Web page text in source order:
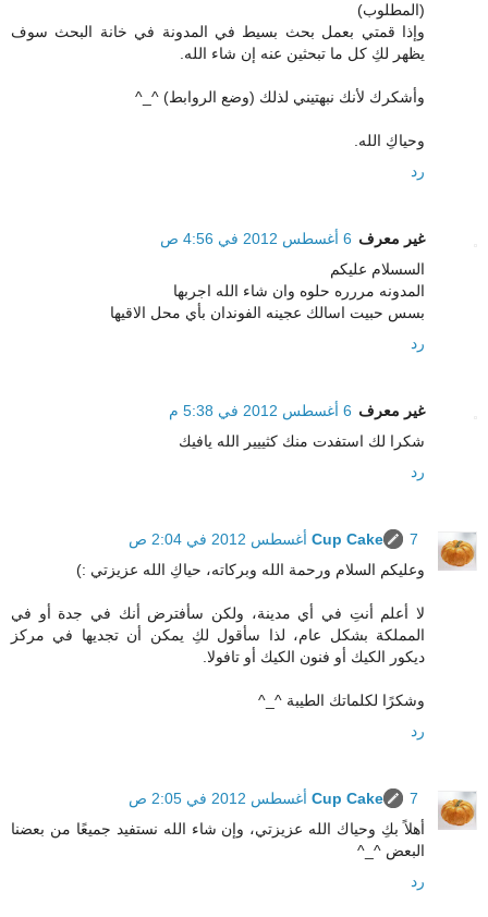
(المطلوب)
وإذا قمتي بعمل بحث بسيط في المدونة في خانة البحث سوف
يظهر لكِ كل ما تبحثين عنه إن شاء الله.
وأشكرك لأنك نبهتيني لذلك (وضع الروابط) ^_^
وحياكِ الله.
رد
غير معرف 6 أغسطس 2012 في 4:56 ص
السسلام عليكم
المدونه مررره حلوه وان شاء الله اجربها
بسس حبيت اسالك عجينه الفوندان بأي محل الاقيها
رد
غير معرف 6 أغسطس 2012 في 5:38 م
شكرا لك استفدت منك كثييير الله يافيك
رد
Cup Cake
7 أغسطس 2012 في 2:04 ص
وعليكم السلام ورحمة الله وبركاته، حياكِ الله عزيزتي :)
لا أعلم أنتِ في أي مدينة، ولكن سأفترض أنك في جدة أو في
المملكة بشكل عام، لذا سأقول لكِ يمكن أن تجديها في مركز
ديكور الكيك أو فنون الكيك أو تافولا.
وشكرًا لكلماتك الطيبة ^_^
رد
Cup Cake
7 أغسطس 2012 في 2:05 ص
أهلاً بكِ وحياك الله عزيزتي، وإن شاء الله نستفيد جميعًا من بعضنا
البعض ^_^
رد